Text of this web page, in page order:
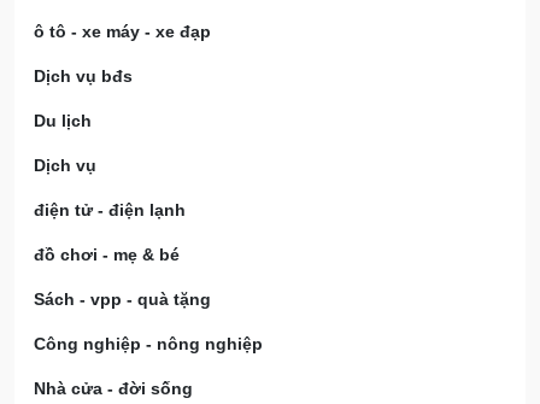
ô tô - xe máy - xe đạp
Dịch vụ bđs
Du lịch
Dịch vụ
điện tử - điện lạnh
đồ chơi - mẹ & bé
Sách - vpp - quà tặng
Công nghiệp - nông nghiệp
Nhà cửa - đời sống